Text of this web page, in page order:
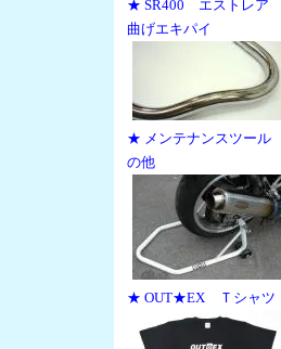
★ SR400 エストレア
曲げエキパイ
★ メンテナンスツー
の他
★ OUT★EX Ｔシャツ